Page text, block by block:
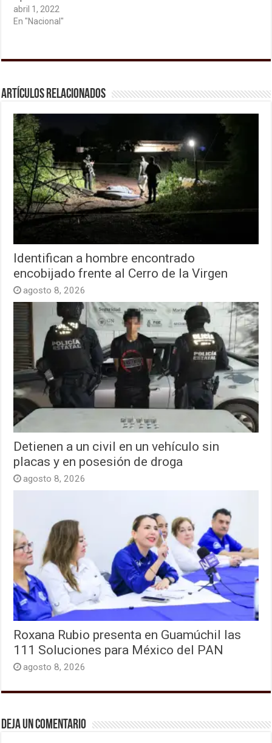
abril 1, 2022
En "Nacional"
Artículos relacionados
Identifican a hombre encontrado
encobijado frente al Cerro de la Virgen
agosto 8, 2026
Detienen a un civil en un vehículo sin
placas y en posesión de droga
agosto 8, 2026
Roxana Rubio presenta en Guamúchil las
111 Soluciones para México del PAN
agosto 8, 2026
Deja un comentario